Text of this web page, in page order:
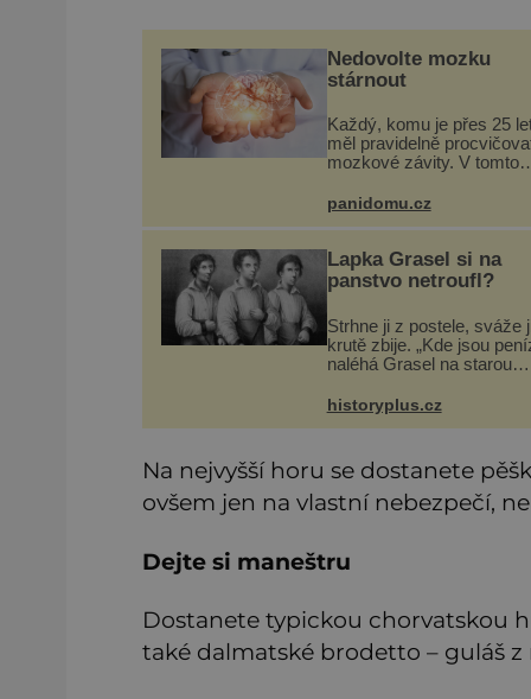
Nedovolte mozku
stárnout
Každý, komu je přes 25
měl pravidelně
mozkové závity. V tomto
zhoršovat paměť. Možná
problém vzpomenout si na
marně v paměti
panidomu.cz
Lapka Grasel si na
panstvo netroufl?
Strhne ji z postele, sváže
krutě zbije. „Kde jsou
naléhá Grasel na starou
neprozradí – ostatně ani
nemůže, protože žádné
měďáky a
historyplus.cz
Na nejvyšší horu se dostanete
ovšem jen na vlastní nebezpečí,
Dejte si maneštru
Dostanete typickou chorvatskou
také dalmatské brodetto – guláš